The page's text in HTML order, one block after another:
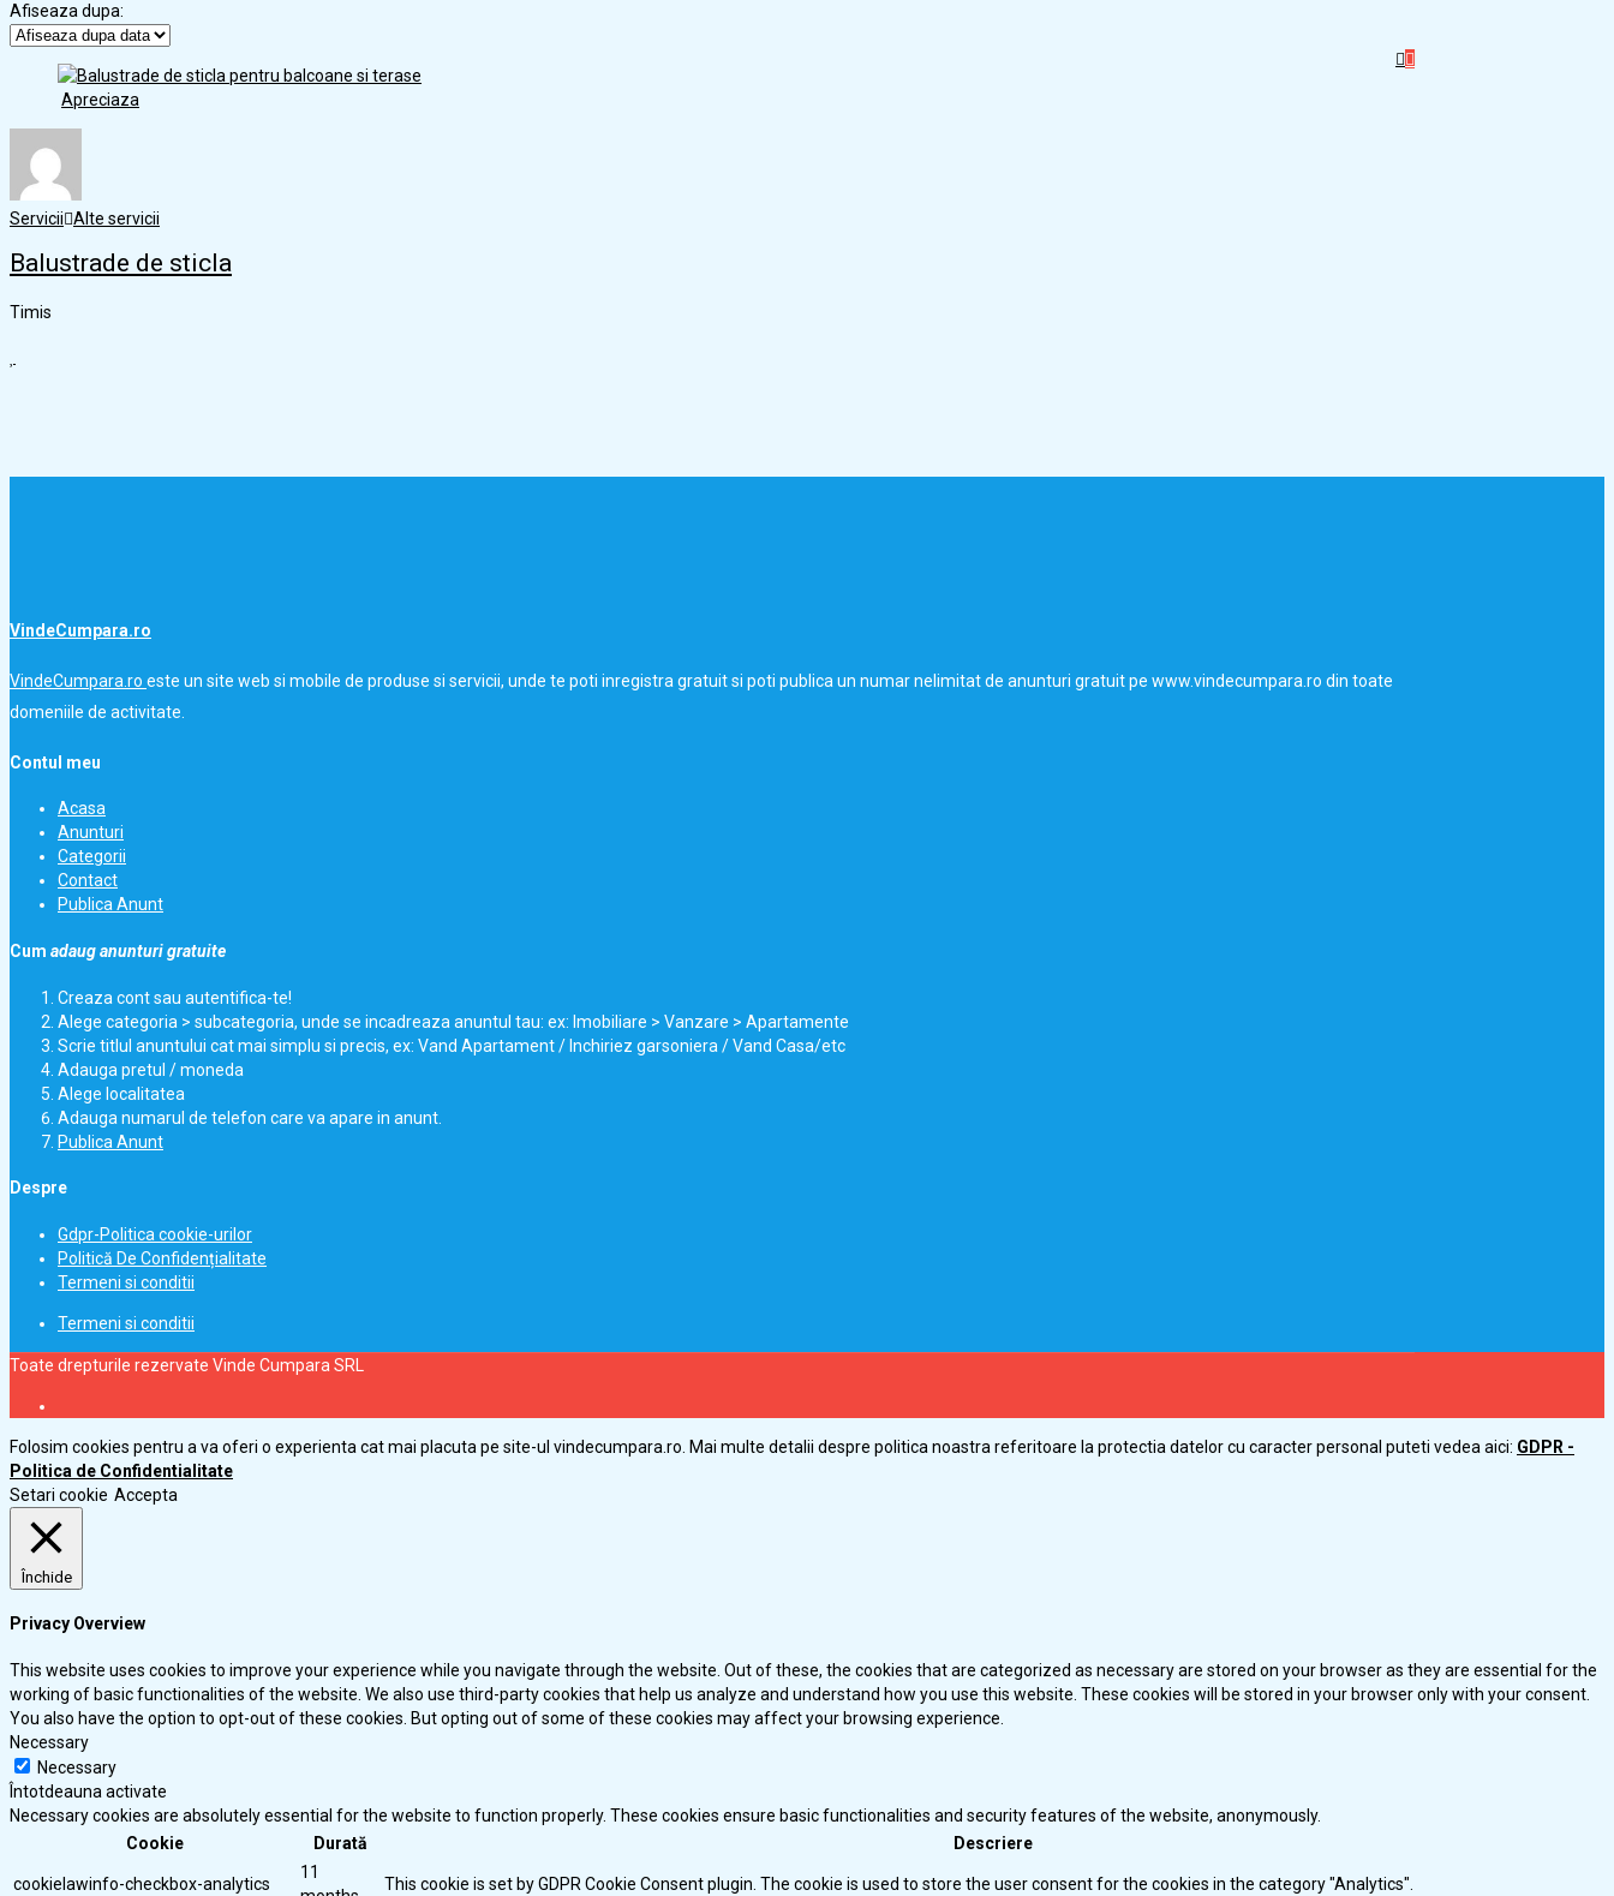
Afiseaza dupa:
Apreciaza
Servicii Alte servicii
Balustrade de sticla
Timis
VindeCumpara.ro
VindeCumpara.ro este un site web si mobile de produse si servicii, unde te poti inregistra gratuit si poti publica un numar nelimitat de anunturi gratuit pe www.vindecumpara.ro din toate
domeniile de activitate.
Contul meu
Acasa
Anunturi
Categorii
Contact
Publica Anunt
Cum adaug anunturi gratuite
Creaza cont sau autentifica-te!
Alege categoria > subcategoria, unde se incadreaza anuntul tau: ex: Imobiliare > Vanzare > Apartamente
Scrie titlul anuntului cat mai simplu si precis, ex: Vand Apartament / Inchiriez garsoniera / Vand Casa/etc
Adauga pretul / moneda
Alege localitatea
Adauga numarul de telefon care va apare in anunt.
Publica Anunt
Despre
Gdpr-Politica cookie-urilor
Politică De Confidențialitate
Termeni si conditii
Termeni si conditii
Toate drepturile rezervate Vinde Cumpara SRL
Folosim cookies pentru a va oferi o experienta cat mai placuta pe site-ul vindecumpara.ro. Mai multe detalii despre politica noastra referitoare la protectia datelor cu caracter personal puteti vedea aici: GDPR -
Politica de Confidentialitate
Setari cookie Accepta
Închide
Privacy Overview
This website uses cookies to improve your experience while you navigate through the website. Out of these, the cookies that are categorized as necessary are stored on your browser as they are essential for the
working of basic functionalities of the website. We also use third-party cookies that help us analyze and understand how you use this website. These cookies will be stored in your browser only with your consent.
You also have the option to opt-out of these cookies. But opting out of some of these cookies may affect your browsing experience.
Necessary
Necessary
Întotdeauna activate
Necessary cookies are absolutely essential for the website to function properly. These cookies ensure basic functionalities and security features of the website, anonymously.
Cookie
Durată Descriere
cookielawinfo-checkbox-analytics
11
This cookie is set by GDPR Cookie Consent plugin. The cookie is used to store the user consent for the cookies in the category "Analytics".